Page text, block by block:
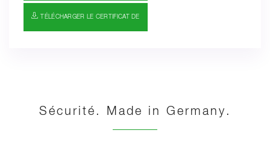
TÉLÉCHARGER LE CERTIFICAT DE
Sécurité. Made in Germany.